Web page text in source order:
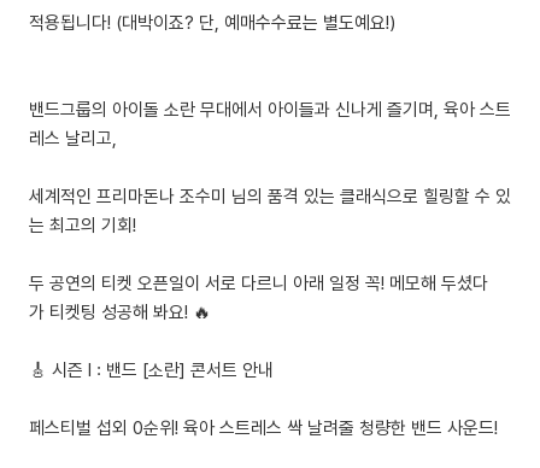
적용됩니다! (대박이죠? 단, 예매수수료는 별도예요!)
밴드그룹의 아이돌 소란 무대에서 아이들과 신나게 즐기며, 육아 스트
레스 날리고,
세계적인 프리마돈나 조수미 님의 품격 있는 클래식으로 힐링할 수 있
는 최고의 기회!
두 공연의 티켓 오픈일이 서로 다르니 아래 일정 꼭! 메모해 두셨다
가 티켓팅 성공해 봐요! 🔥
🎸 시즌 I : 밴드 [소란] 콘서트 안내
페스티벌 섭외 0순위! 육아 스트레스 싹 날려줄 청량한 밴드 사운드!